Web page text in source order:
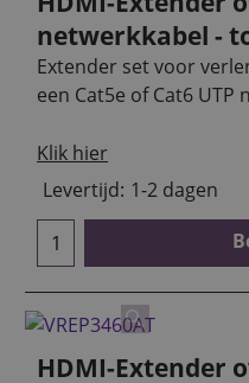
netwerkkabel -
Extender set voor
een Cat5e of Cat6 UTP
Klik hier
Levertijd: 1-2 dagen
HDMI-Extender